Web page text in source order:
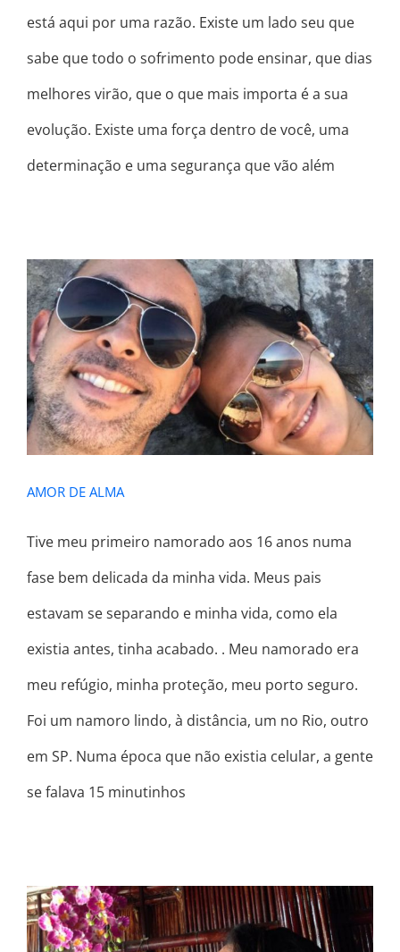
está aqui por uma razão. Existe um lado seu que
sabe que todo o sofrimento pode ensinar, que dias
melhores virão, que o que mais importa é a sua
evolução. Existe uma força dentro de você, uma
determinação e uma segurança que vão além
AMOR DE ALMA
AMOR DE ALMA
Tive meu primeiro namorado aos 16 anos numa
fase bem delicada da minha vida. Meus pais
estavam se separando e minha vida, como ela
existia antes, tinha acabado. . Meu namorado era
meu refúgio, minha proteção, meu porto seguro.
Foi um namoro lindo, à distância, um no Rio, outro
em SP. Numa época que não existia celular, a gente
se falava 15 minutinhos